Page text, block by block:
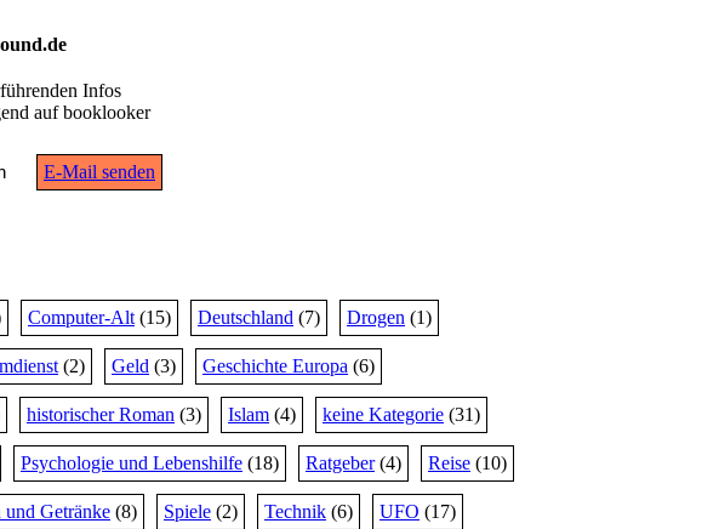
Infos
auf booklooker
E-Mail senden
Computer-Alt (15) Deutschland (7) Drogen (1)
(2) Geld (3) Geschichte Europa (6)
historischer Roman (3) Islam (4) keine Kategorie (31)
Psychologie und Lebenshilfe (18) Ratgeber(4) Reise (10)
und Getränke (8) Spiele (2) Technik (6) UFO (17)